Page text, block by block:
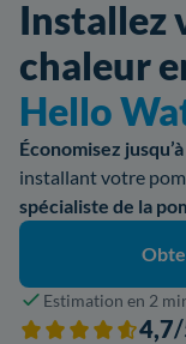
Installez
chaleur
Hello
Économisez
installant votre
spécialiste de la
Estimation en 2
4,7/